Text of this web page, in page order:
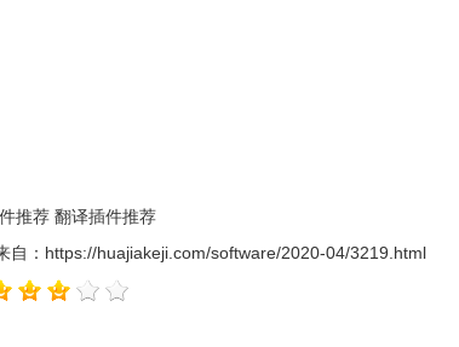
Pro的订阅用户保证，所有文本在翻译完成后立即被
文本既不会被用于翻译以外的任何目的，也不能被
数据保护法。
推荐 翻译插件推荐
自： https://huajiakeji.com/software/2020-04/3219.html